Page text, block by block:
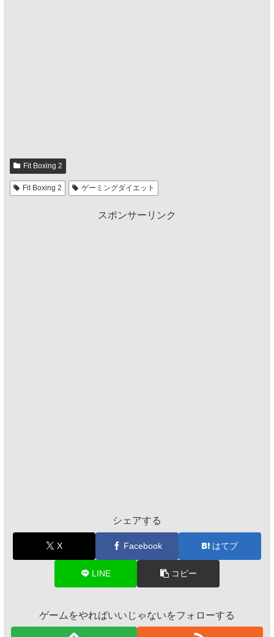
Fit Boxing 2
Fit Boxing 2 ゲーミングダイエット
スポンサーリンク
シェアする
X Facebook はてブ
LINE コピー
ゲームをやればいいじゃないをフォローする